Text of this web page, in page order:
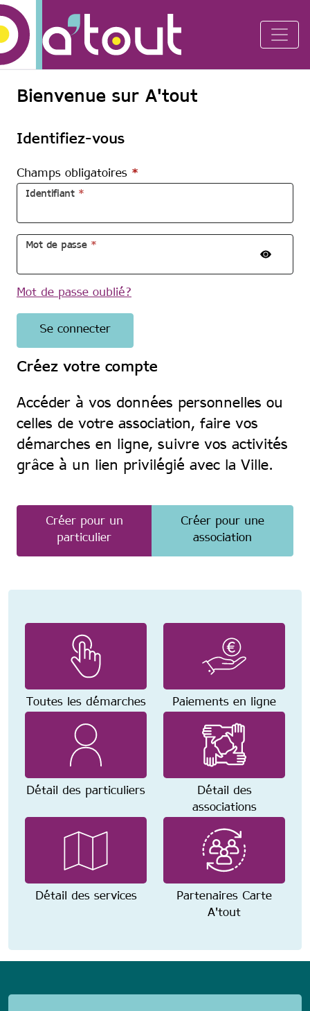
Bienvenue sur A'tout
Créez votre compte
Accéder à vos données personnelles ou
celles de votre association, faire vos
démarches en ligne, suivre vos activités
grâce à un lien privilégié avec la Ville.
Créer pour un
particulier
Créer pour une
association
Identifiez-vous
Champs obligatoires *
Identifiant *
Mot de passe *
Mot de passe oublié?
Toutes les démarches Paiements en ligne
Détail des particuliers
Détail des
associations
Détail des services
Partenaires Carte
A'tout